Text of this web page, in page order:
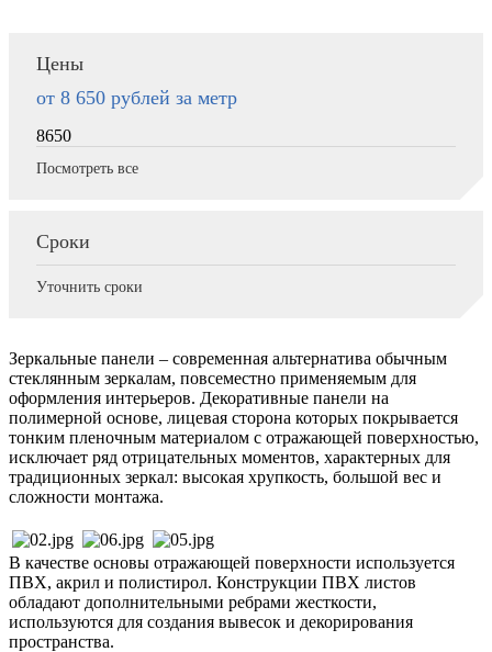
Цены
от 8 650 рублей за метр
8650
Посмотреть все
Сроки
Уточнить сроки
Зеркальные панели – современная альтернатива обычным
стеклянным зеркалам, повсеместно применяемым для
оформления интерьеров. Декоративные панели на
полимерной основе, лицевая сторона которых покрывается
тонким пленочным материалом с отражающей поверхностью,
исключает ряд отрицательных моментов, характерных для
традиционных зеркал: высокая хрупкость, большой вес и
сложности монтажа.
В качестве основы отражающей поверхности используется
ПВХ, акрил и полистирол. Конструкции ПВХ листов
обладают дополнительными ребрами жесткости,
используются для создания вывесок и декорирования
пространства.